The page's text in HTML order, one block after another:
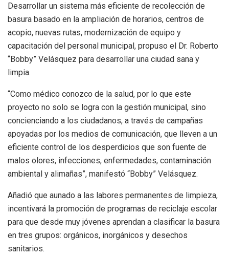
Desarrollar un sistema más eficiente de recolección de
basura basado en la ampliación de horarios, centros de
acopio, nuevas rutas, modernización de equipo y
capacitación del personal municipal, propuso el Dr. Roberto
“Bobby” Velásquez para desarrollar una ciudad sana y
limpia.
“Como médico conozco de la salud, por lo que este
proyecto no solo se logra con la gestión municipal, sino
concienciando a los ciudadanos, a través de campañas
apoyadas por los medios de comunicación, que lleven a un
eficiente control de los desperdicios que son fuente de
malos olores, infecciones, enfermedades, contaminación
ambiental y alimañas”, manifestó “Bobby” Velásquez.
Añadió que aunado a las labores permanentes de limpieza,
incentivará la promoción de programas de reciclaje escolar
para que desde muy jóvenes aprendan a clasificar la basura
en tres grupos: orgánicos, inorgánicos y desechos
sanitarios.